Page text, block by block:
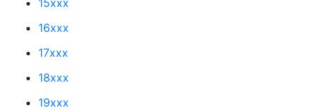
16xxx
17xxx
18xxx
19xxx